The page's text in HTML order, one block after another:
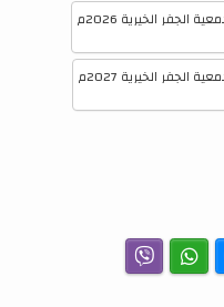
الخيرية 2026م
الخيرية 2027م